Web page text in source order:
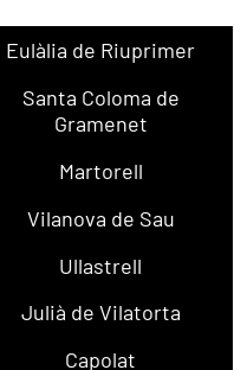
Eulàlia de Riuprimer
Santa Coloma de
Gramenet
Martorell
Vilanova de Sau
Ullastrell
Julià de Vilatorta
Capolat